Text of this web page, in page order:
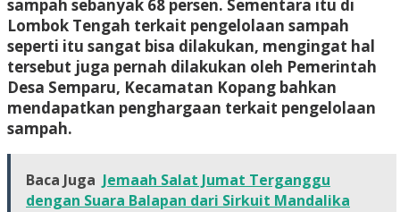
sampah sebanyak 68 persen. Sementara itu di
Lombok Tengah terkait pengelolaan sampah
seperti itu sangat bisa dilakukan, mengingat hal
tersebut juga pernah dilakukan oleh Pemerintah
Desa Semparu, Kecamatan Kopang bahkan
mendapatkan penghargaan terkait pengelolaan
sampah.
Baca Juga Jemaah Salat Jumat Terganggu
dengan Suara Balapan dari Sirkuit Mandalika